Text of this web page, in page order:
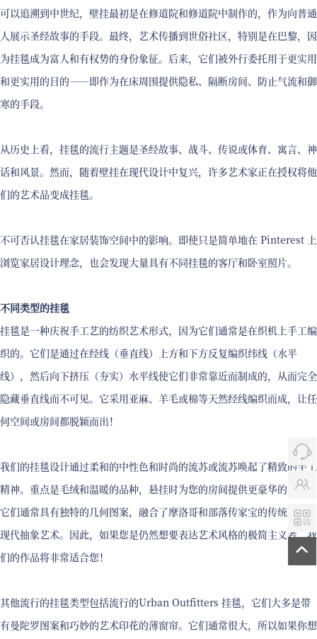
可以追溯到中世纪，壁挂最初是在修道院和修道院中制作的，作为向普通
人展示圣经故事的手段。最终，艺术传播到世俗社区，特别是在巴黎，因
为挂毯成为富人和有权势的身份象征。后来，它们被外行委托用于更实用
和更实用的目的——即作为在床周围提供隐私、隔断房间、防止气流和御
寒的手段。
从历史上看，挂毯的流行主题是圣经故事、战斗、传说或体育、寓言、神
话和风景。然而，随着壁挂在现代设计中复兴，许多艺术家正在授权将他
们的艺术品变成挂毯。
不可否认挂毯在家居装饰空间中的影响。即使只是简单地在 Pinterest 上
浏览家居设计理念，也会发现大量具有不同挂毯的客厅和卧室照片。
不同类型的挂毯
挂毯是一种庆祝手工艺的纺织艺术形式，因为它们通常是在织机上手工编
织的。它们是通过在经线（垂直线）上方和下方反复编织纬线（水平
线），然后向下挤压（夯实）水平线使它们非常靠近而制成的，从而完全
隐藏垂直线而不可见。它采用亚麻、羊毛或棉等天然经线编织而成，让任
何空间或房间都脱颖而出！
我们的挂毯设计通过柔和的中性色和时尚的流苏或流苏唤起了精致的手工
精神。重点是毛绒和温暖的品种，悬挂时为您的房间提供更豪华的感觉。
它们通常具有独特的几何图案，融合了摩洛哥和部落传家宝的传统影响与
现代抽象艺术。因此，如果您是仍然想要表达艺术风格的极简主义者，我
们的作品将非常适合您！
其他流行的挂毯类型包括流行的Urban Outfitters 挂毯，它们大多是带
有曼陀罗图案和巧妙的艺术印花的薄窗帘。它们通常很大，所以如果你想